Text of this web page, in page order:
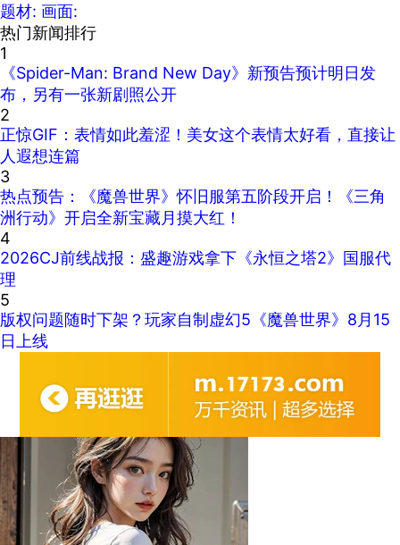
题材: 画面:
热门新闻排行
1
《Spider-Man: Brand New Day》新预告预计明日发
布，另有一张新剧照公开
2
正惊GIF：表情如此羞涩！美女这个表情太好看，直接让
人遐想连篇
3
热点预告：《魔兽世界》怀旧服第五阶段开启！《三角
洲行动》开启全新宝藏月摸大红！
4
2026CJ前线战报：盛趣游戏拿下《永恒之塔2》国服代
理
5
版权问题随时下架？玩家自制虚幻5《魔兽世界》8月15
日上线